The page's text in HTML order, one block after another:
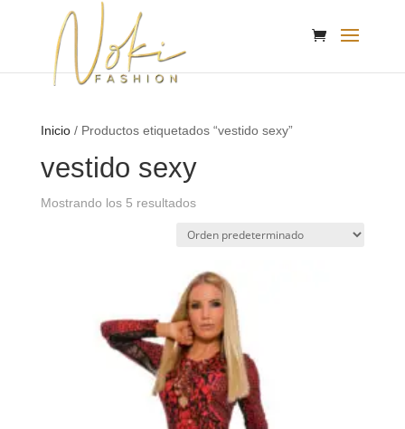
Inicio/ Productos etiquetados “vestido sexy”
vestido sexy
Mostrando los 5 resultados